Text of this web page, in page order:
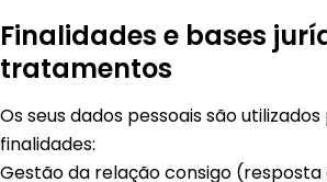
Finalidades e bases
tratamentos
Os seus dados pessoais são
finalidades:
Gestão da relação consigo (resposta